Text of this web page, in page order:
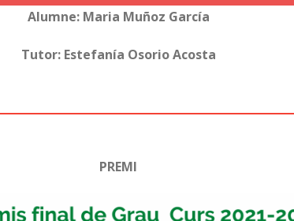
Alumne: Maria Muñoz García
Tutor: Estefanía Osorio Acosta
PREMI